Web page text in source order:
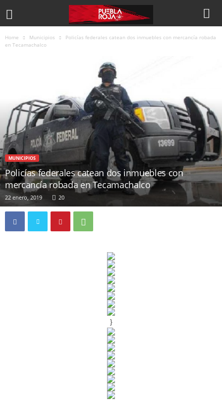
Home Municipios
Policías federales catean dos inmuebles con mercancía robada
en Tecamachalco
MUNICIPIOS
Policías federales catean dos inmuebles con
mercancía robada en Tecamachalco
22 enero, 2019 20
}